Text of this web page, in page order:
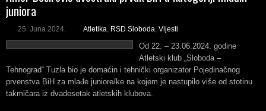
juniora
25. Juna 2024. Atletika, RSD Sloboda, Vijesti
Od 22. – 23.06.2024. godine
Atletski klub „Sloboda –
Tehnograd“ Tuzla bio je domaćin i tehnički organizator Pojedinačnog
prvenstva BiH za mlađe juniore/ke na kojem je nastupilo više od stotinu
takmičara iz dvadesetak atletskih klubova.